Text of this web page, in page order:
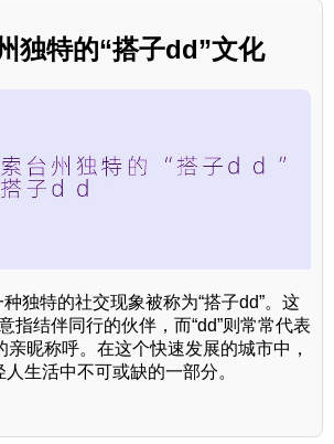
独特的“搭子dd”文化
独特的社交现象被称为“搭子dd”。这
指结伴同行的伙伴，而“dd”则常常代表
亲昵称呼。在这个快速发展的城市中，
生活中不可或缺的一部分。